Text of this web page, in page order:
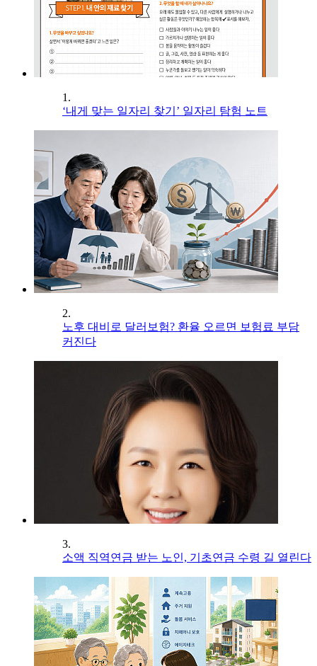
1.
‘내게 맞는 일자리 찾기’ 일자리 탐험 노트
2.
노후 대비로 달러보험? 환율 오르면 보험료 부담
커진다
3.
소액 직역연금 받는 노인, 기초연금 수령 길 열린다